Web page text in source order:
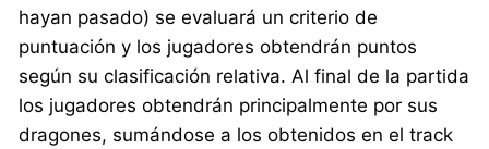
hayan pasado) se evaluará un criterio de
puntuación y los jugadores obtendrán puntos
según su clasificación relativa. Al final de la partida
los jugadores obtendrán principalmente por sus
dragones, sumándose a los obtenidos en el track